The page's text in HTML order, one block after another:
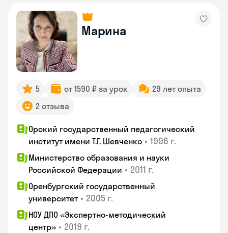
Марина
5 от 1590 ₽ за урок
29 лет опыта
2 отзыва
Орский государственный педагогический
институт имени Т.Г. Шевченко • 1996 г.
Министерство образования и науки
Российской Федерации • 2011 г.
Оренбургский государственный
университет • 2005 г.
НОУ ДПО «Экспертно-методический
центр» • 2019 г.